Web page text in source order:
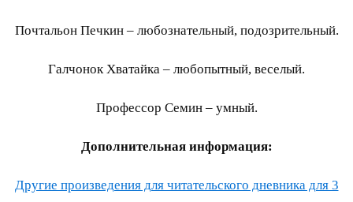
Почтальон Печкин – любознательный, подозрительный.
Галчонок Хватайка – любопытный, веселый.
Профессор Семин – умный.
Дополнительная информация:
Другие произведения для читательского дневника для 3